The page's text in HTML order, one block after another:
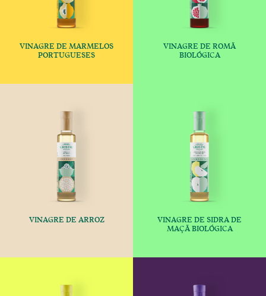
VINAGRE DE MARMELOS
PORTUGUESES
€
VINAGRE DE ROMÃ
BIOLÓGICA
€
VINAGRE DE ARROZ
€
VINAGRE DE SIDRA DE
MAÇÃ BIOLÓGICA
€